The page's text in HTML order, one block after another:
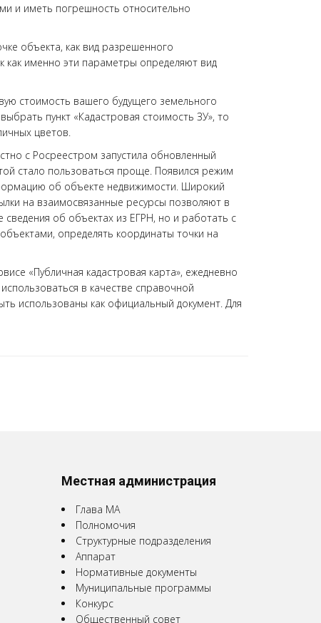
и иметь погрешность относительно
объекта, как вид разрешенного
как именно эти параметры определяют вид
стоимость вашего будущего земельного
пункт «Кадастровая стоимость ЗУ», то
цветов.
с Росреестром запустила обновленный
стало пользоваться проще. Появился режим
об объекте недвижимости. Широкий
на взаимосвязанные ресурсы позволяют в
об объектах из ЕГРН, но и работать с
определять координаты точки на
«Публичная кадастровая карта», ежедневно
в качестве справочной
использованы как официальный документ. Для
Местная администрация
Глава МА
Полномочия
Структурные подразделения
Аппарат
Нормативные документы
Муниципальные программы
Конкурс
Общественный совет